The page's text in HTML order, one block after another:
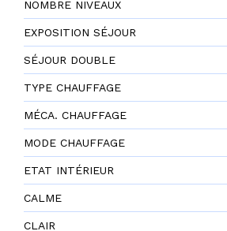
NOMBRE NIVEAUX
EXPOSITION SÉJOUR
SÉJOUR DOUBLE
TYPE CHAUFFAGE
MÉCA. CHAUFFAGE
MODE CHAUFFAGE
ETAT INTÉRIEUR
CALME
CLAIR